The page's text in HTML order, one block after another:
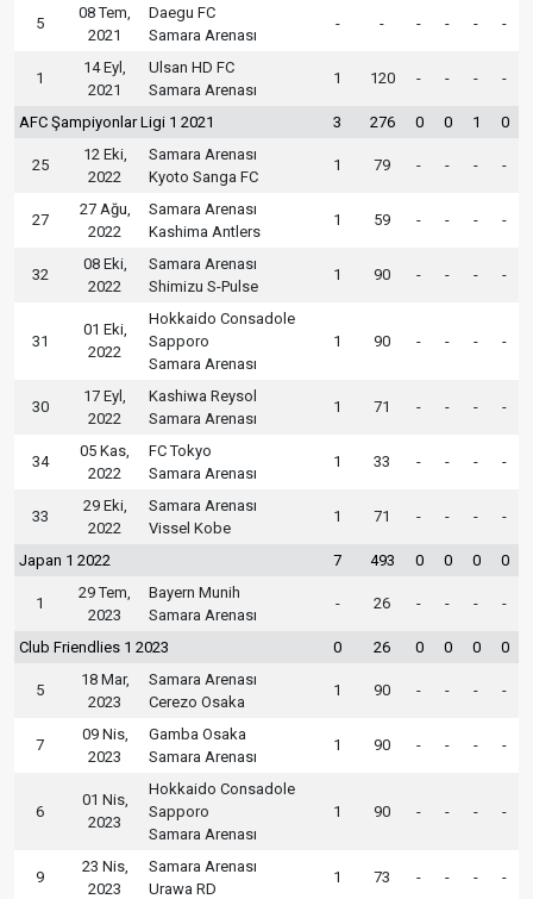
5
08 Tem,
2021
Daegu FC
Samara Arenası
- - - - - -
1
14 Eyl,
2021
Ulsan HD FC
Samara Arenası
1 120 - - - -
AFC Şampiyonlar Ligi 1 2021 3 276 0 0 1 0
25
12 Eki,
2022
Samara Arenası
Kyoto Sanga FC
1 79 - - - -
27
27 Ağu,
2022
Samara Arenası
Kashima Antlers
1 59 - - - -
32
08 Eki,
2022
Samara Arenası
Shimizu S-Pulse
1 90 - - - -
31
01 Eki,
2022
Hokkaido Consadole
Sapporo
Samara Arenası
1 90 - - - -
30
17 Eyl,
2022
Kashiwa Reysol
Samara Arenası
1 71 - - - -
34
05 Kas,
2022
FC Tokyo
Samara Arenası
1 33 - - - -
33
29 Eki,
2022
Samara Arenası
Vissel Kobe
1 71 - - - -
Japan 1 2022 7 493 0 0 0 0
1
29 Tem,
2023
Bayern Munih
Samara Arenası
- 26 - - - -
Club Friendlies 1 2023 0 26 0 0 0 0
5
18 Mar,
2023
Samara Arenası
Cerezo Osaka
1 90 - - - -
7
09 Nis,
2023
Gamba Osaka
Samara Arenası
1 90 - - - -
6
01 Nis,
2023
Hokkaido Consadole
Sapporo
Samara Arenası
1 90 - - - -
9
23 Nis,
2023
Samara Arenası
Urawa RD
1 73 - - - -